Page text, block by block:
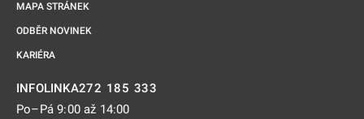
MAPA STRÁNEK
ODBĚR NOVINEK
KARIÉRA
INFOLINKA272 185 333
Po–Pá 9:00 až 14:00